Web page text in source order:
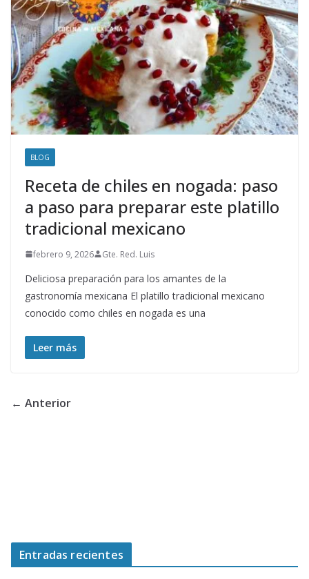
BLOG
Receta de chiles en nogada: paso
a paso para preparar este platillo
tradicional mexicano
febrero 9, 2026 Gte. Red. Luis
Deliciosa preparación para los amantes de la
gastronomía mexicana El platillo tradicional mexicano
conocido como chiles en nogada es una
Leer más
← Anterior
Entradas recientes